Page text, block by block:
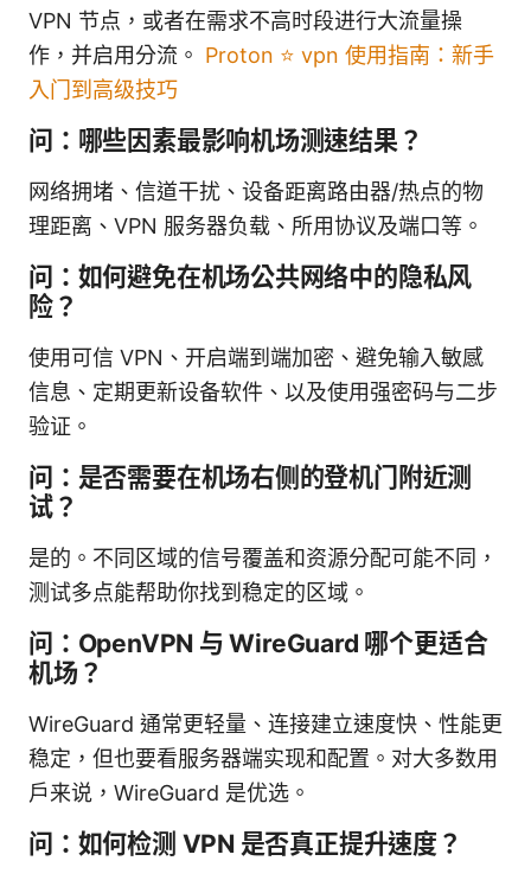
VPN 节点，或者在需求不高时段进行大流量操
作，并启用分流。 Proton ⭐ vpn 使用指南：新手
入门到高级技巧
问：哪些因素最影响机场测速结果？
网络拥堵、信道干扰、设备距离路由器/热点的物
理距离、VPN 服务器负载、所用协议及端口等。
问：如何避免在机场公共网络中的隐私风
险？
使用可信 VPN、开启端到端加密、避免输入敏感
信息、定期更新设备软件、以及使用强密码与二步
验证。
问：是否需要在机场右侧的登机门附近测
试？
是的。不同区域的信号覆盖和资源分配可能不同，
测试多点能帮助你找到稳定的区域。
问：OpenVPN 与 WireGuard 哪个更适合
机场？
WireGuard 通常更轻量、连接建立速度快、性能更
稳定，但也要看服务器端实现和配置。对大多数用
户来说，WireGuard 是优选。
问：如何检测 VPN 是否真正提升速度？